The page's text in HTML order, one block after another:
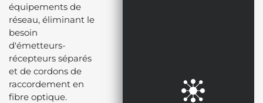
équipements de
réseau, éliminant le
besoin
d'émetteurs-
récepteurs séparés
et de cordons de
raccordement en
fibre optique.